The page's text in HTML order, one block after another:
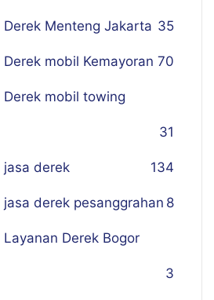
Menteng Jakarta 35
mobil Kemayoran 70
mobil towing
31
derek 134
derek pesanggrahan 8
Derek Bogor
3